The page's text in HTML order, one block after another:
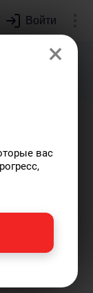
Войти
план
×
вас